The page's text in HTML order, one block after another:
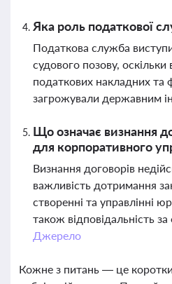
Яка роль податкової
Податкова служба
судового позову,
податкових накладних та
загрожували державним
Що означає визнання
для корпоративного
Визнання договорів
важливість дотримання
створенні та управлінні
також відповідальність за
Джерело
Кожне з питань — це